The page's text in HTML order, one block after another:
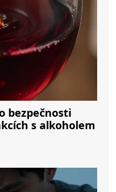
bezpečnosti
s alkoholem